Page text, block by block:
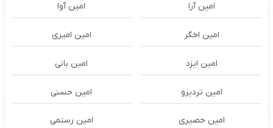
امین آرا امین آوا
امین اخگر امین امیری
امین ایزد امین بانی
امین تردیزو امین حسنی
امین حصیری امین رستمی